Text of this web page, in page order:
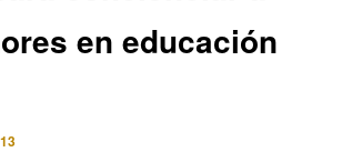
en educación